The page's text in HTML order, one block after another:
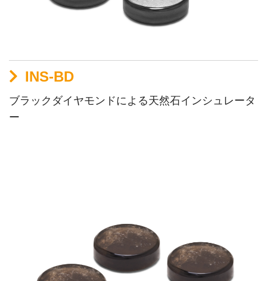
INS-BD
ブラックダイヤモンドによる天然石インシュレータ
ー